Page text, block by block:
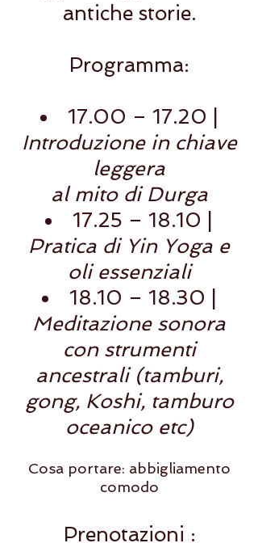
antiche storie.
Programma:
17.00 – 17.20 |
Introduzione in chiave
leggera
al mito di Durga
17.25 – 18.10 |
Pratica di Yin Yoga e
oli essenziali
18.10 – 18.30 |
Meditazione sonora
con strumenti
ancestrali (tamburi,
gong, Koshi, tamburo
oceanico etc)
Cosa portare: abbigliamento
comodo
Prenotazioni :